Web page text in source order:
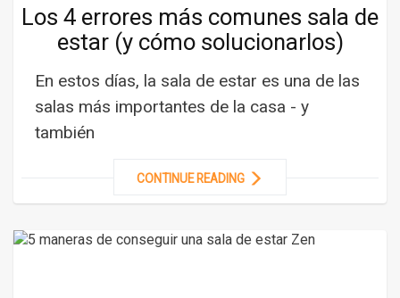
Los 4 errores más comunes sala de
estar (y cómo solucionarlos)
En estos días, la sala de estar es una de las
salas más importantes de la casa - y
también
CONTINUE READING